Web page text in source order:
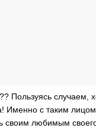
Пользуясь случаем,
с таким лицом
своим любимым